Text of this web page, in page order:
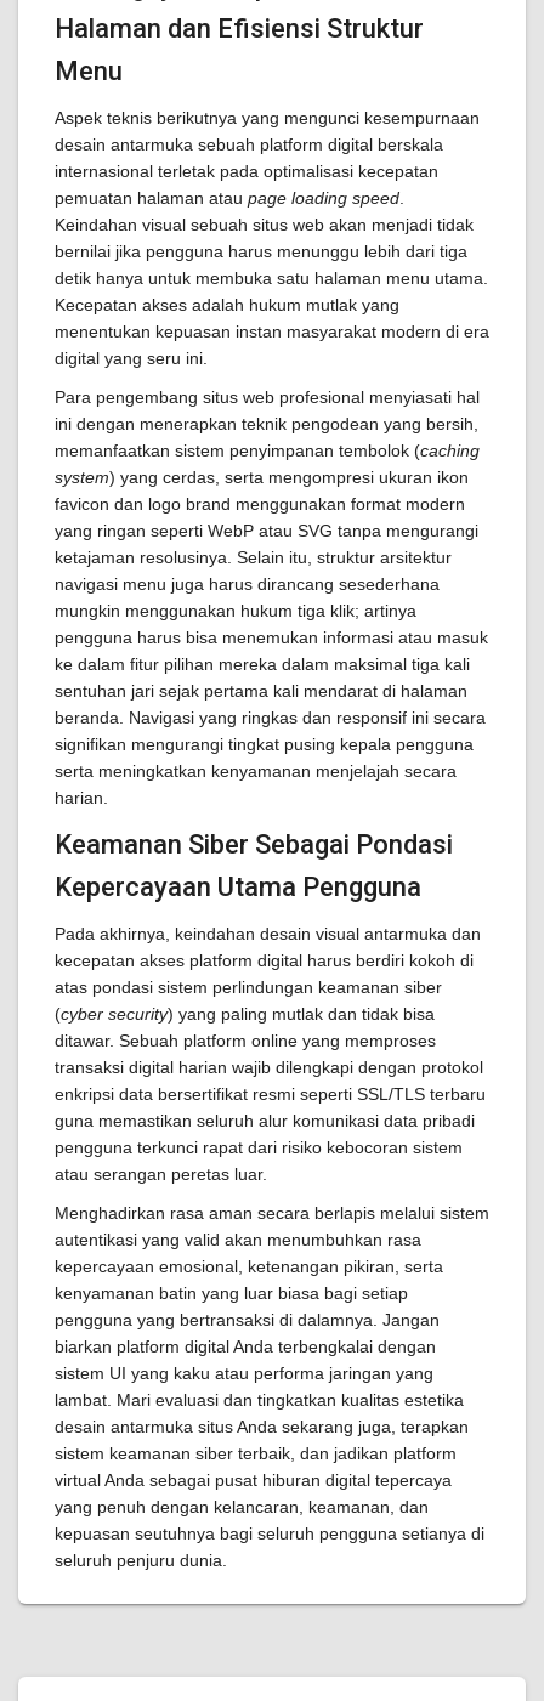
Halaman dan Efisiensi Struktur
Menu
Aspek teknis berikutnya yang mengunci kesempurnaan
desain antarmuka sebuah platform digital berskala
internasional terletak pada optimalisasi kecepatan
pemuatan halaman atau page loading speed
Keindahan visual sebuah situs web akan menjadi tidak
bernilai jika pengguna harus menunggu lebih dari tiga
detik hanya untuk membuka satu halaman menu utama.
Kecepatan akses adalah hukum mutlak yang
menentukan kepuasan instan masyarakat modern di era
digital yang seru ini.
Para pengembang situs web profesional menyiasati hal
ini dengan menerapkan teknik pengodean yang bersih,
memanfaatkan sistem penyimpanan tembolok (caching
system) yang cerdas, serta mengompresi ukuran ikon
favicon dan logo brand menggunakan format modern
yang ringan seperti WebP atau SVG tanpa mengurangi
ketajaman resolusinya. Selain itu, struktur arsitektur
navigasi menu juga harus dirancang sesederhana
mungkin menggunakan hukum tiga klik; artinya
pengguna harus bisa menemukan informasi atau masuk
ke dalam fitur pilihan mereka dalam maksimal tiga kali
sentuhan jari sejak pertama kali mendarat di halaman
beranda. Navigasi yang ringkas dan responsif ini secara
signifikan mengurangi tingkat pusing kepala pengguna
serta meningkatkan kenyamanan menjelajah secara
harian.
Keamanan Siber Sebagai Pondasi
Kepercayaan Utama Pengguna
Pada akhirnya, keindahan desain visual antarmuka dan
kecepatan akses platform digital harus berdiri kokoh di
atas pondasi sistem perlindungan keamanan siber
(cyber security) yang paling mutlak dan tidak bisa
ditawar. Sebuah platform online yang memproses
transaksi digital harian wajib dilengkapi dengan protokol
enkripsi data bersertifikat resmi seperti SSL/TLS terbaru
guna memastikan seluruh alur komunikasi data pribadi
pengguna terkunci rapat dari risiko kebocoran sistem
atau serangan peretas luar.
Menghadirkan rasa aman secara berlapis melalui sistem
autentikasi yang valid akan menumbuhkan rasa
kepercayaan emosional, ketenangan pikiran, serta
kenyamanan batin yang luar biasa bagi setiap
pengguna yang bertransaksi di dalamnya. Jangan
biarkan platform digital Anda terbengkalai dengan
sistem UI yang kaku atau performa jaringan yang
lambat. Mari evaluasi dan tingkatkan kualitas estetika
desain antarmuka situs Anda sekarang juga, terapkan
sistem keamanan siber terbaik, dan jadikan platform
virtual Anda sebagai pusat hiburan digital tepercaya
yang penuh dengan kelancaran, keamanan, dan
kepuasan seutuhnya bagi seluruh pengguna setianya di
seluruh penjuru dunia.